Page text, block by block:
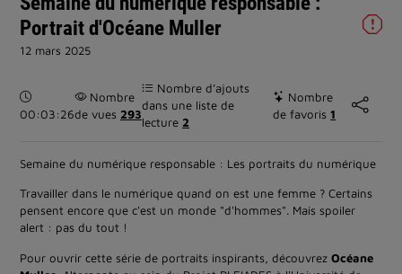
Portrait d'Océane Muller
12 mars 2025
Durée :
00:03:26
Nombre
de vues 293
Nombre d’ajouts
dans une liste de
lecture 2
Nombre
de favoris1
Semaine du numérique responsable : Les portraits du numérique
Travailler dans le numérique quand on est une femme ? Certains
pensent encore que c'est un monde "d'hommes". Mais spoiler
alert : pas du tout !
Pour ouvrir cette série de portraits inspirants, découvrez Océane